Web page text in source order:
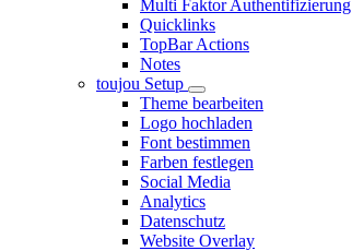
Multi Faktor Authentifizierung
Quicklinks
TopBar Actions
Notes
toujou Setup
Theme bearbeiten
Logo hochladen
Font bestimmen
Farben festlegen
Social Media
Analytics
Datenschutz
Website Overlay